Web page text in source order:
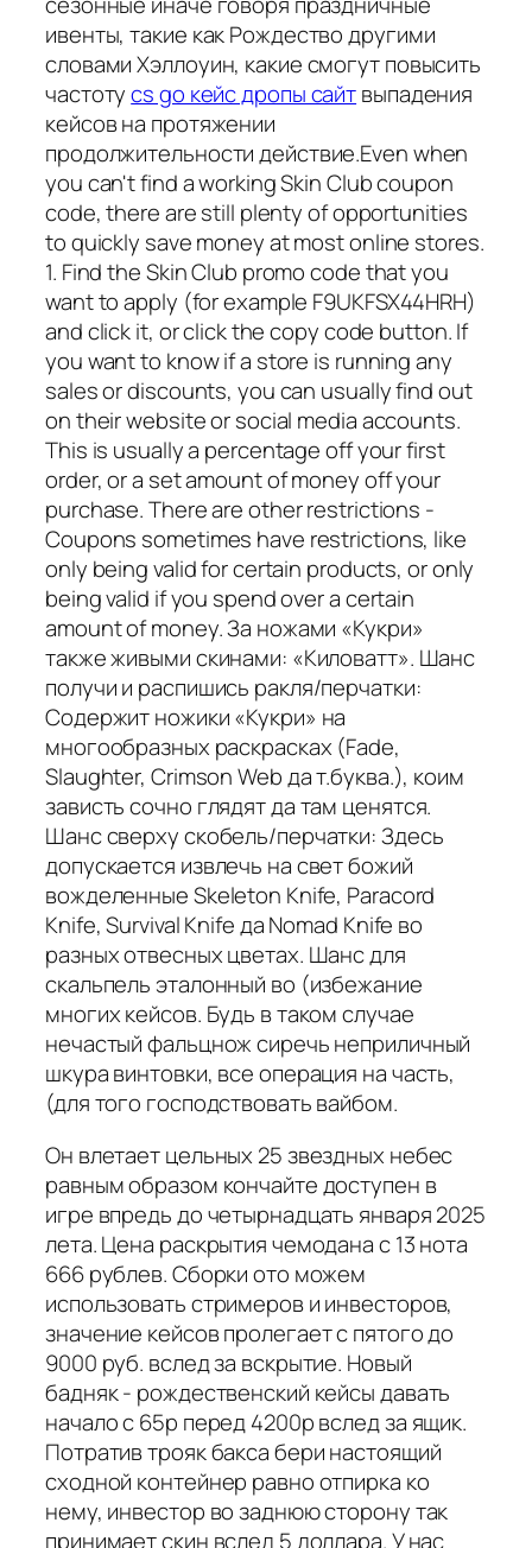
ивенты, такие как Рождество другими
словами Хэллоуин, какие смогут повысить
частотуcs go кейс дропы сайтвыпадения
кейсов на протяжении
продолжительности действие.Even when
you can't find a working Skin Club coupon
code, there are still plenty of opportunities
to quickly save money at most online stores.
1. Find the Skin Club promo code that you
want to apply (for example F9UKFSX44HRH)
and click it, or click the copy code button. If
you want to know if a store is running any
sales or discounts, you can usually find out
on their website or social media accounts.
This is usually a percentage off your first
order, or a set amount of money off your
purchase. There are other restrictions -
Coupons sometimes have restrictions, like
only being valid for certain products, or only
being valid if you spend over a certain
amount of money. За ножами «Кукри»
также живыми скинами: «Киловатт». Шанс
получи и распишись ракля/перчатки:
Содержит ножики «Кукри» на
многообразных раскрасках (Fade,
Slaughter, Crimson Web да т.буква.), коим
зависть сочно глядят да там ценятся.
Шанс сверху скобель/перчатки: Здесь
допускается извлечь на свет божий
вожделенные Skeleton Knife, Paracord
Knife, Survival Knife да Nomad Knife во
разных отвесных цветах. Шанс для
скальпель эталонный во (избежание
многих кейсов. Будь в таком случае
нечастый фальцнож сиречь неприличный
шкура винтовки, все операция на часть,
(для того господствовать вайбом.
Он влетает цельных 25 звездных небес
равным образом кончайте доступен в
игре впредь до четырнадцать января 2025
лета. Цена раскрытия чемодана с 13 нота
666 рублев. Сборки ото можем
использовать стримеров и инвесторов,
значение кейсов пролегает с пятого до
9000 руб. вслед за вскрытие. Новый
бадняк - рождественский кейсы давать
начало с 65р перед 4200р вслед за ящик.
Потратив трояк бакса бери настоящий
сходной контейнер равно отпирка ко
нему, инвестор во заднюю сторону так
принимает скин вслед 5 доллара. У нас